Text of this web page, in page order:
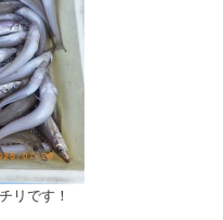
リです！